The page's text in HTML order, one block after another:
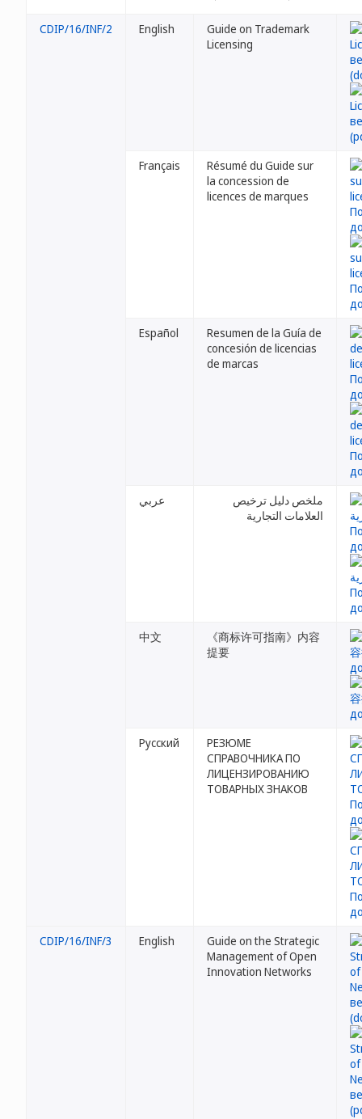
CDIP/16/INF/2 English
Guide on Trademark
Licensing
Français
Résumé du Guide sur
la concession de
licences de marques
Español
Resumen de la Guía de
concesión de licencias
de marcas
عربي
ملخص دليل ترخيص
العلامات التجارية
中文
《商标许可指南》内容
提要
Русский
РЕЗЮМЕ
СПРАВОЧНИКА ПО
ЛИЦЕНЗИРОВАНИЮ
ТОВАРНЫХ ЗНАКОВ
CDIP/16/INF/3 English
Guide on the Strategic
Management of Open
Innovation Networks